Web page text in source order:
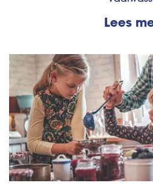
Lees